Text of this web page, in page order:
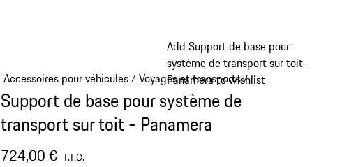
Add Support de base pour
système de transport sur toit -
Panamera to wishlist
Accessoires pour véhicules/ Voyages et transports/
Support de base pour système de
transport sur toit - Panamera
724,00 € T.T.C.